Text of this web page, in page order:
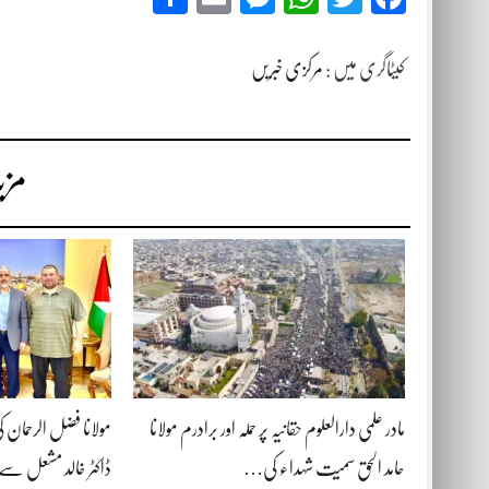
کیٹاگری میں : مرکزی خبریں
مادر علمی دارالعلوم حقانیہ پر حملہ اور برادرم مولانا
حامد الحق سمیت شہداء کی…
مولانا فضل
ڈاکٹر خالد مشعل